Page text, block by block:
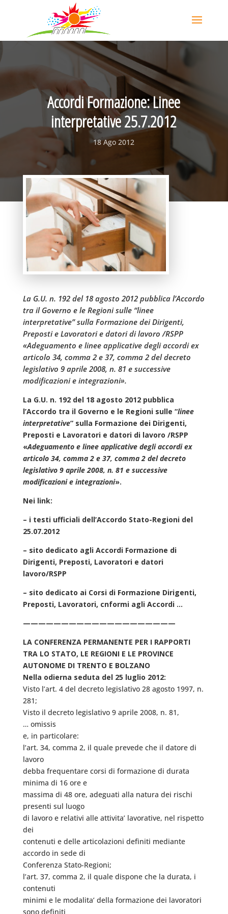
Accordi Formazione: Linee
interpretative 25.7.2012
18 Ago 2012
La G.U. n. 192 del 18 agosto 2012 pubblica l’Accordo
tra il Governo e le Regioni sulle “linee
interpretative” sulla Formazione dei Dirigenti,
Preposti e Lavoratori e datori di lavoro /RSPP
«Adeguamento e linee applicative degli accordi ex
articolo 34, comma 2 e 37, comma 2 del decreto
legislativo 9 aprile 2008, n. 81 e successive
modificazioni e integrazioni».
La G.U. n. 192 del 18 agosto 2012 pubblica
l’Accordo tra il Governo e le Regioni sulle “linee
interpretative” sulla Formazione dei Dirigenti,
Preposti e Lavoratori e datori di lavoro /RSPP
«Adeguamento e linee applicative degli accordi ex
articolo 34, comma 2 e 37, comma 2 del decreto
legislativo 9 aprile 2008, n. 81 e successive
modificazioni e integrazioni».
Nei link:
– i testi ufficiali dell’Accordo Stato-Regioni del
25.07.2012
– sito dedicato agli Accordi Formazione di
Dirigenti, Preposti, Lavoratori e datori
lavoro/RSPP
– sito dedicato ai Corsi di Formazione Dirigenti,
Preposti, Lavoratori, cnformi agli Accordi …
————————————————————
LA CONFERENZA PERMANENTE PER I RAPPORTI
TRA LO STATO, LE REGIONI E LE PROVINCE
AUTONOME DI TRENTO E BOLZANO
Nella odierna seduta del 25 luglio 2012:
Visto l’art. 4 del decreto legislativo 28 agosto 1997, n.
281;
Visto il decreto legislativo 9 aprile 2008, n. 81,
… omissis
e, in particolare:
l’art. 34, comma 2, il quale prevede che il datore di
lavoro
debba frequentare corsi di formazione di durata
minima di 16 ore e
massima di 48 ore, adeguati alla natura dei rischi
presenti sul luogo
di lavoro e relativi alle attivita’ lavorative, nel rispetto
dei
contenuti e delle articolazioni definiti mediante
accordo in sede di
Conferenza Stato-Regioni;
l’art. 37, comma 2, il quale dispone che la durata, i
contenuti
minimi e le modalita’ della formazione dei lavoratori
sono definiti